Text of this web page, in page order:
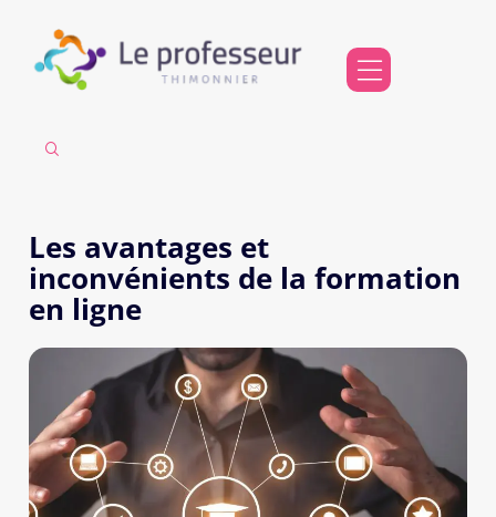
Les avantages et
inconvénients de la formation
en ligne